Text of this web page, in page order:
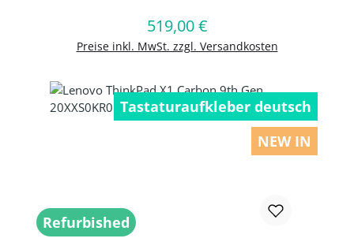
Regulärer Preis:
519,00 €
Preise inkl. MwSt. zzgl. Versandkosten
In den Warenkorb
Tastaturaufkleber deutsch
NEW IN
Refurbished